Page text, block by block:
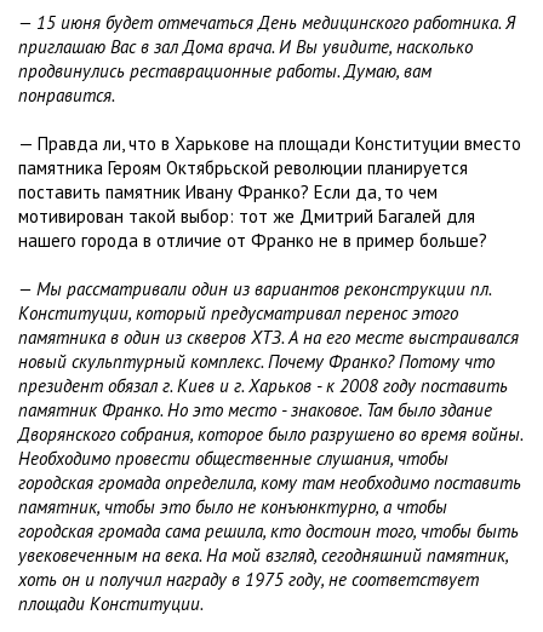
— 15 июня будет отмечаться День медицинского работника. Я
приглашаю Вас в зал Дома врача. И Вы увидите, насколько
продвинулись реставрационные работы. Думаю, вам
понравится.
— Правда ли, что в Харькове на площади Конституции вместо
памятника Героям Октябрьской революции планируется
поставить памятник Ивану Франко? Если да, то чем
мотивирован такой выбор: тот же Дмитрий Багалей для
нашего города в отличие от Франко не в пример больше?
— Мы рассматривали один из вариантов реконструкции пл.
Конституции, который предусматривал перенос этого
памятника в один из скверов ХТЗ. А на его месте выстраивался
новый скульптурный комплекс. Почему Франко? Потому что
президент обязал г. Киев и г. Харьков - к 2008 году поставить
памятник Франко. Но это место - знаковое. Там было здание
Дворянского собрания, которое было разрушено во время войны.
Необходимо провести общественные слушания, чтобы
городская громада определила, кому там необходимо поставить
памятник, чтобы это было не конъюнктурно, а чтобы
городская громада сама решила, кто достоин того, чтобы быть
увековеченным на века. На мой взгляд, сегодняшний памятник,
хоть он и получил награду в 1975 году, не соответствует
площади Конституции.